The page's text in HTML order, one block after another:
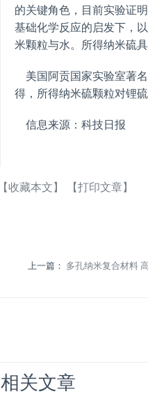
的关键角色，目前实验证
基础化学反应的启发下，
米颗粒与水。所得纳米硫
美国阿贡国家实验室著
得，所得纳米硫颗粒对锂
信息来源：科技日报
【收藏本文】 【打印文章】
上一篇： 多孔纳米复合材料
相关文章